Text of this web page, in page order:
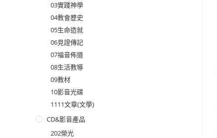
03實踐神學
04教會歷史
05生命造就
06見證傳記
07福音佈道
08生活教導
09教材
10影音光碟
1111文章(文學)
CD&影音產品
202榮光